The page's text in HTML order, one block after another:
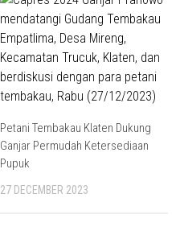
Petani Tembakau Klaten Dukung
Ganjar Permudah Ketersediaan
Pupuk
27 DECEMBER 2023